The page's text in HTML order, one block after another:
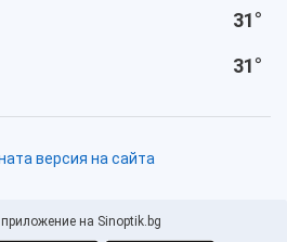
31°
31°
версия на сайта
на Sinoptik.bg